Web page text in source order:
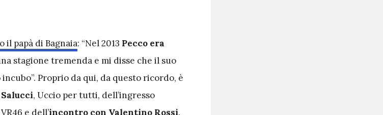
il papà di Bagnaia: “Nel 2013 Pecco era
stagione tremenda e mi disse che il suo
Proprio da qui, da questo ricordo, è
, Uccio per tutti, dell’ingresso
e dell’incontro con Valentino Rossi.